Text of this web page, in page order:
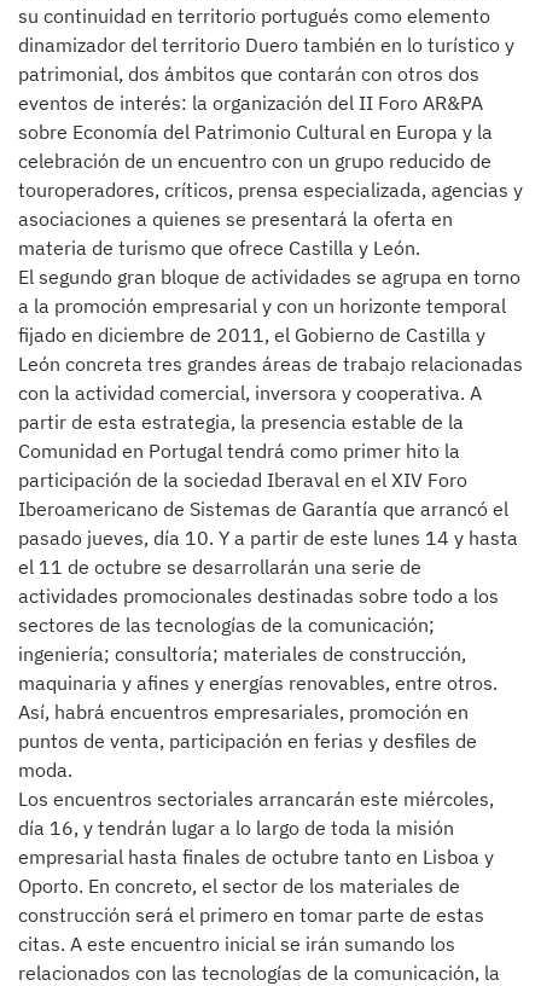
su continuidad en territorio portugués como elemento
dinamizador del territorio Duero también en lo turístico y
patrimonial, dos ámbitos que contarán con otros dos
eventos de interés: la organización del II Foro AR&PA
sobre Economía del Patrimonio Cultural en Europa y la
celebración de un encuentro con un grupo reducido de
touroperadores, críticos, prensa especializada, agencias y
asociaciones a quienes se presentará la oferta en
materia de turismo que ofrece Castilla y León.
El segundo gran bloque de actividades se agrupa en torno
a la promoción empresarial y con un horizonte temporal
fijado en diciembre de 2011, el Gobierno de Castilla y
León concreta tres grandes áreas de trabajo relacionadas
con la actividad comercial, inversora y cooperativa. A
partir de esta estrategia, la presencia estable de la
Comunidad en Portugal tendrá como primer hito la
participación de la sociedad Iberaval en el XIV Foro
Iberoamericano de Sistemas de Garantía que arrancó el
pasado jueves, día 10. Y a partir de este lunes 14 y hasta
el 11 de octubre se desarrollarán una serie de
actividades promocionales destinadas sobre todo a los
sectores de las tecnologías de la comunicación;
ingeniería; consultoría; materiales de construcción,
maquinaria y afines y energías renovables, entre otros.
Así, habrá encuentros empresariales, promoción en
puntos de venta, participación en ferias y desfiles de
moda.
Los encuentros sectoriales arrancarán este miércoles,
día 16, y tendrán lugar a lo largo de toda la misión
empresarial hasta finales de octubre tanto en Lisboa y
Oporto. En concreto, el sector de los materiales de
construcción será el primero en tomar parte de estas
citas. A este encuentro inicial se irán sumando los
relacionados con las tecnologías de la comunicación, la